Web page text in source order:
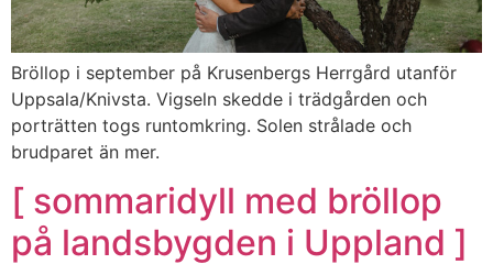
Bröllop i september på Krusenbergs Herrgård utanför
Uppsala/Knivsta. Vigseln skedde i trädgården och
porträtten togs runtomkring. Solen strålade och
brudparet än mer.
[ sommaridyll med bröllop
på landsbygden i Uppland ]